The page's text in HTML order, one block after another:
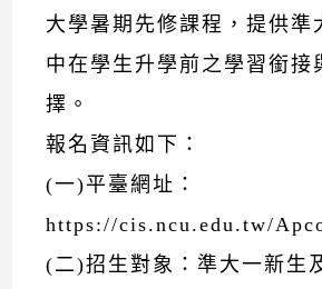
大學暑期先修課程，提供準
中在學生升學前之學習銜接
擇。
報名資訊如下：
(一)平臺網址：
https://cis.ncu.edu.tw/
(二)招生對象：準大一新生